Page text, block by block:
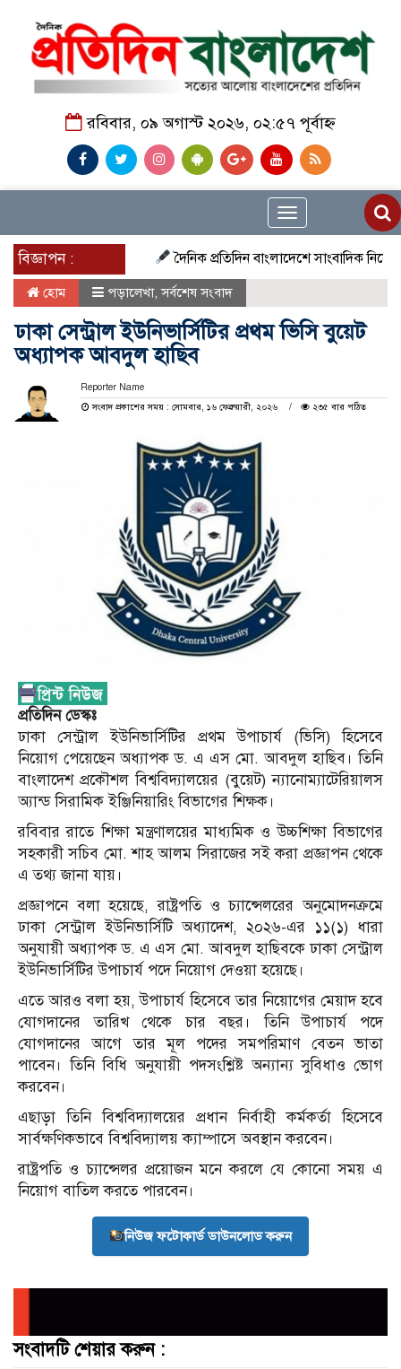
রবিবার, ০৯ অগাস্ট ২০২৬, ০২:৫৭ পূর্বাহ্ন
Toggle
navigation
বিজ্ঞাপন :
দৈনিক প্রতিদিন বাংলাদেশে সাংবাদিক নিয়োগ
হোম পড়ালেখা,সর্বশেষ সংবাদ
ঢাকা সেন্ট্রাল ইউনিভার্সিটির প্রথম ভিসি বুয়েট
অধ্যাপক আবদুল হাছিব
Reporter Name
সংবাদ প্রকাশের সময় : সোমবার, ১৬ ফেব্রুয়ারী, ২০২৬
২৩৫ বার পঠিত
প্রতিদিন ডেস্কঃ
ঢাকা সেন্ট্রাল ইউনিভার্সিটির প্রথম উপাচার্য (ভিসি) হিসেবে
নিয়োগ পেয়েছেন অধ্যাপক ড. এ এস মো. আবদুল হাছিব। তিনি
বাংলাদেশ প্রকৌশল বিশ্ববিদ্যালয়ের (বুয়েট) ন্যানোম্যাটেরিয়ালস
অ্যান্ড সিরামিক ইঞ্জিনিয়ারিং বিভাগের শিক্ষক।
রবিবার রাতে শিক্ষা মন্ত্রণালয়ের মাধ্যমিক ও উচ্চশিক্ষা বিভাগের
সহকারী সচিব মো. শাহ আলম সিরাজের সই করা প্রজ্ঞাপন থেকে
এ তথ্য জানা যায়।
প্রজ্ঞাপনে বলা হয়েছে, রাষ্ট্রপতি ও চ্যান্সেলরের অনুমোদনক্রমে
ঢাকা সেন্ট্রাল ইউনিভার্সিটি অধ্যাদেশ, ২০২৬-এর ১১(১) ধারা
অনুযায়ী অধ্যাপক ড. এ এস মো. আবদুল হাছিবকে ঢাকা সেন্ট্রাল
ইউনিভার্সিটির উপাচার্য পদে নিয়োগ দেওয়া হয়েছে।
এতে আরও বলা হয়, উপাচার্য হিসেবে তার নিয়োগের মেয়াদ হবে
যোগদানের তারিখ থেকে চার বছর। তিনি উপাচার্য পদে
যোগদানের আগে তার মূল পদের সমপরিমাণ বেতন ভাতা
পাবেন। তিনি বিধি অনুযায়ী পদসংশ্লিষ্ট অন্যান্য সুবিধাও ভোগ
করবেন।
এছাড়া তিনি বিশ্ববিদ্যালয়ের প্রধান নির্বাহী কর্মকর্তা হিসেবে
সার্বক্ষণিকভাবে বিশ্ববিদ্যালয় ক্যাম্পাসে অবস্থান করবেন।
রাষ্ট্রপতি ও চ্যান্সেলর প্রয়োজন মনে করলে যে কোনো সময় এ
নিয়োগ বাতিল করতে পারবেন।
নিউজ ফটোকার্ড ডাউনলোড করুন
সংবাদটি শেয়ার করুন :